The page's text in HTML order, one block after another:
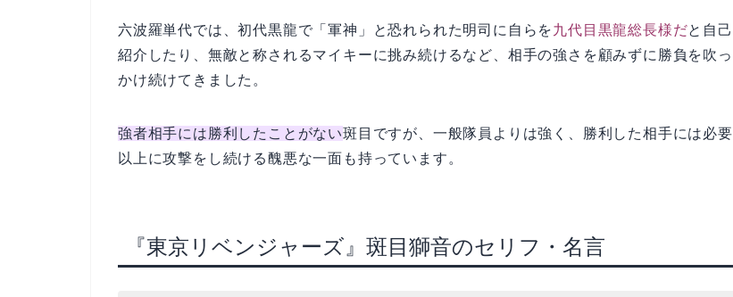
六波羅単代では、初代黒龍で「軍神」と恐れられた明司に自らを九代目黒龍総長様だと自己
紹介したり、無敵と称されるマイキーに挑み続けるなど、相手の強さを顧みずに勝負を吹っ
かけ続けてきました。
強者相手には勝利したことがない斑目ですが、一般隊員よりは強く、勝利した相手には必要
以上に攻撃をし続ける醜悪な一面も持っています。
『東京リベンジャーズ』斑目獅音のセリフ・名言